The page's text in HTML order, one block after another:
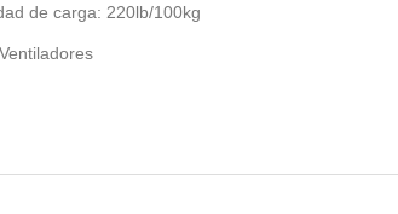
de carga: 220lb/100kg